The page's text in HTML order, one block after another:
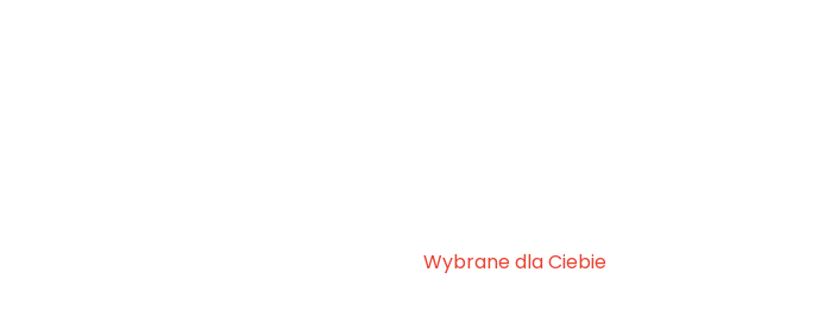
Wybrane dla Ciebie